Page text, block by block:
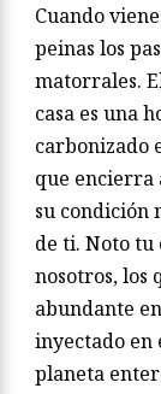
Cuando
peinas los
matorrales.
casa es una
carbonizado
que encierra
su condición
de ti. Noto tu
nosotros, los
abundante
inyectado en
planeta